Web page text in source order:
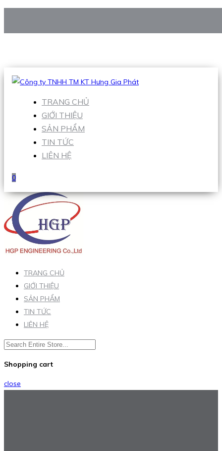
Hotline:0938 906 663
TRANG CHỦ
GIỚI THIỆU
SẢN PHẨM
TIN TỨC
LIÊN HỆ
0
TRANG CHỦ
GIỚI THIỆU
SẢN PHẨM
TIN TỨC
LIÊN HỆ
Shopping cart
close